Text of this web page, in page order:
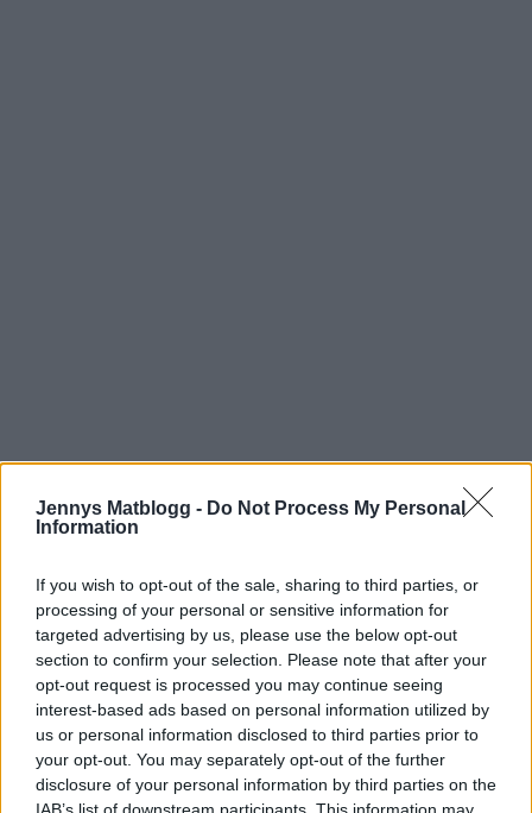
Jennys Matblogg - Do Not Process My Personal
Information
If you wish to opt-out of the sale, sharing to third parties, or
processing of your personal or sensitive information for
targeted advertising by us, please use the below opt-out
section to confirm your selection. Please note that after your
opt-out request is processed you may continue seeing
interest-based ads based on personal information utilized by
us or personal information disclosed to third parties prior to
your opt-out. You may separately opt-out of the further
disclosure of your personal information by third parties on the
Prenumerera
{} [+]